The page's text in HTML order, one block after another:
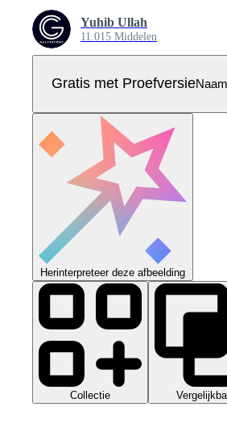
Yuhib Ullah
11.015 Middelen
Gratis met Proefversie
Herinterpreteer deze afbeelding
Collectie